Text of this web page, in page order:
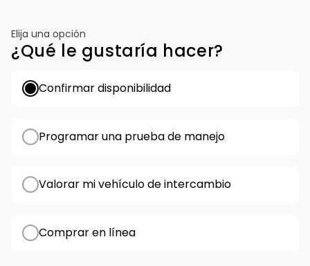
Elija una opción
¿Qué le gustaría hacer?
Confirmar disponibilidad
Programar una prueba de manejo
Valorar mi vehículo de intercambio
Comprar en línea